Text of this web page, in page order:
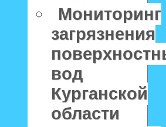
Мониторинг
загрязнения
вод
Курганской
области